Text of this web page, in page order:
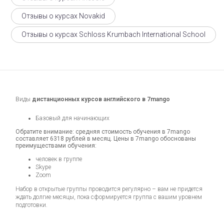
Отзывы о курсах Novakid
Отзывы о курсах Schloss Krumbach International School
Виды дистанционных курсов английского в 7mango
Базовый для начинающих
Обратите внимание: средняя стоимость обучения в 7mango
составляет 6318 рублей в месяц. Цены в 7mango обоснованы
преимуществами обучения:
человек в группе
Skype
Zoom
Набор в открытые группы проводится регулярно – вам не придется
ждать долгие месяцы, пока сформируется группа с вашим уровнем
подготовки.